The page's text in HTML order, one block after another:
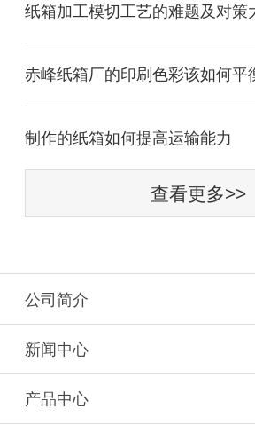
赤峰纸箱厂的印刷色彩该如何平
制作的纸箱如何提高运输能力
查看更多>>
公司简介
新闻中心
产品中心